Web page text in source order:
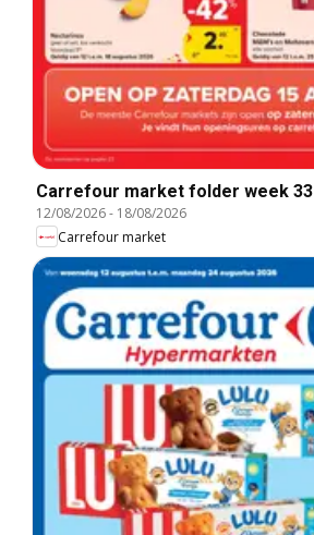
Carrefour market folder week 33
12/08/2026- 18/08/2026
Carrefour market